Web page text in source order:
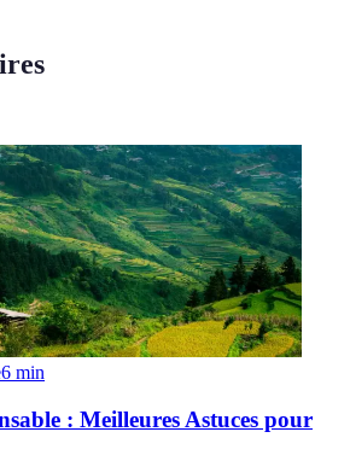
6 min
: Meilleures Astuces pour